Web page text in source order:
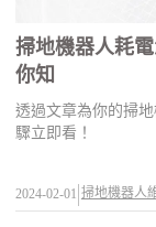
掃地機器人耗
你知
透過文章為你的掃
驟立即看！
2024-02-01 掃地機器人